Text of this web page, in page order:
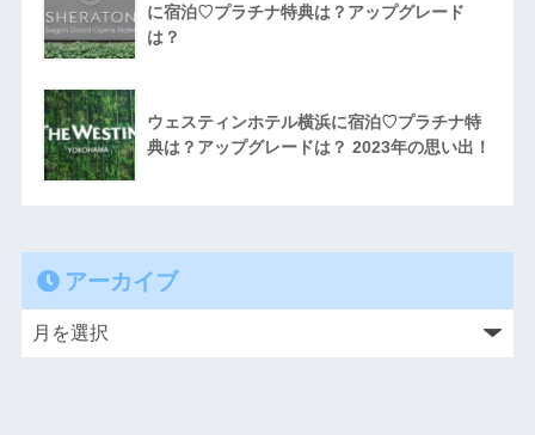
に宿泊♡プラチナ特典は？アップグレード
は？
ウェスティンホテル横浜に宿泊♡プラチナ特
典は？アップグレードは？ 2023年の思い出！
アーカイブ